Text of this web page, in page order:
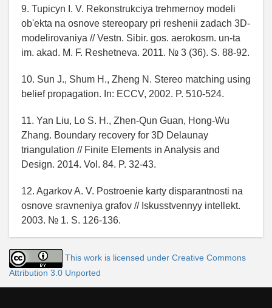
9. Tupicyn I. V. Rekonstrukciya trehmernoy modeli
ob'ekta na osnove stereopary pri reshenii zadach 3D-
modelirovaniya // Vestn. Sibir. gos. aerokosm. un-ta
im. akad. M. F. Reshetneva. 2011. № 3 (36). S. 88-92.
10. Sun J., Shum H., Zheng N. Stereo matching using
belief propagation. In: ECCV, 2002. P. 510-524.
11. Yan Liu, Lo S. H., Zhen-Qun Guan, Hong-Wu
Zhang. Boundary recovery for 3D Delaunay
triangulation // Finite Elements in Analysis and
Design. 2014. Vol. 84. P. 32-43.
12. Agarkov A. V. Postroenie karty disparantnosti na
osnove sravneniya grafov // Iskusstvennyy intellekt.
2003. № 1. S. 126-136.
This work is licensed under Creative Commons
Attribution 3.0 Unported